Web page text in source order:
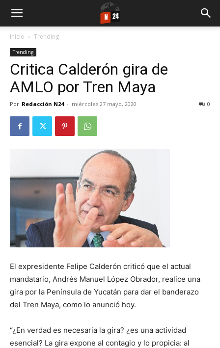
Inicio Trending
Trending
Critica Calderón gira de
AMLO por Tren Maya
Por Redacción N24 - miércoles 27 mayo, 2020 0
El expresidente Felipe Calderón criticó que el actual
mandatario, Andrés Manuel López Obrador, realice una
gira por la Península de Yucatán para dar el banderazo
del Tren Maya, como lo anunció hoy.
“¿En verdad es necesaria la gira? ¿es una actividad
esencial? La gira expone al contagio y lo propicia: al